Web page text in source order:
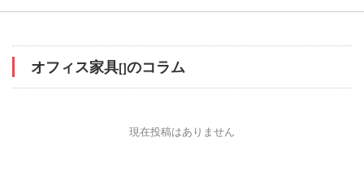
オフィス家具[]のコラム
現在投稿はありません